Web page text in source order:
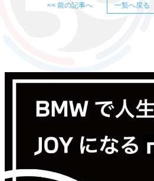
<< 前の記事へ 一覧へ戻る